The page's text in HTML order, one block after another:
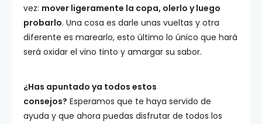
vez: mover ligeramente la copa, olerlo y luego
probarlo. Una cosa es darle unas vueltas y otra
diferente es marearlo, esto último lo único que hará
será oxidar el vino tinto y amargar su sabor.
¿Has apuntado ya todos estos
consejos? Esperamos que te haya servido de
ayuda y que ahora puedas disfrutar de todos los